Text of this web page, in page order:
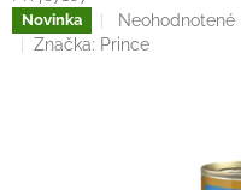
Novinka
Priemerné
hodnotenie
hviezdičiek.
Neohodnotené
Značka: Prince